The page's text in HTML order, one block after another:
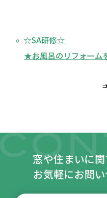
☆SA研修☆
★お風呂のリフォーム
一
窓や住まいに関
お気軽にお問い